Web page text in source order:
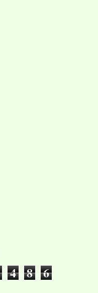
4 8 6